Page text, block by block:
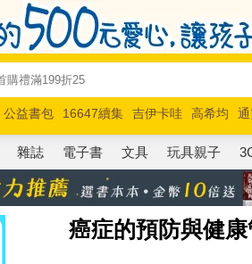
公益書包 16647續集 吉伊卡哇 高希均
馬斯克 玩具總動員5 超慢跑
雜誌 電子書 文具 玩具親子
癌症的預防與健